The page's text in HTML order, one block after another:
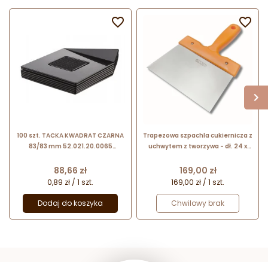
100 szt. TACKA KWADRAT CZARNA
83/83 mm 52.021.20.0065
Cena
88,66 zł
0,89 zł / 1 szt.
Dodaj do koszyka

Trapezowa szpachla cukiernicza z
uchwytem z tworzywa - dł. 24 x
Chocolate World
Cena
169,00 zł
169,00 zł / 1 szt.
Chwilowy brak
